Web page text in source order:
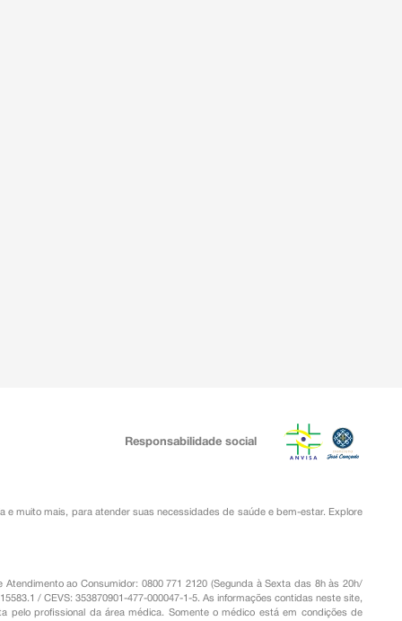
Responsabilidade social
e muito mais, para atender suas necessidades de saúde e bem-estar. Explore
Atendimento ao Consumidor: 0800 771 2120 (Segunda à Sexta das 8h às 20h/
/ CEVS: 353870901-477-000047-1-5. As informações contidas neste site,
pelo profissional da área médica. Somente o médico está em condições de